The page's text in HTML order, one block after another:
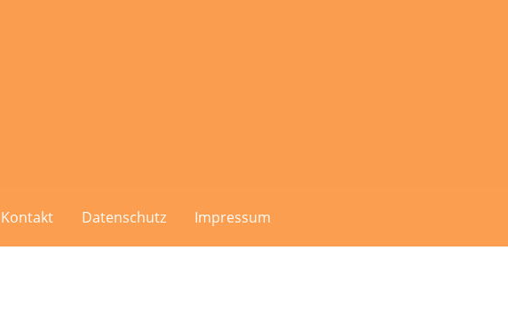
Kontakt Datenschutz Impressum